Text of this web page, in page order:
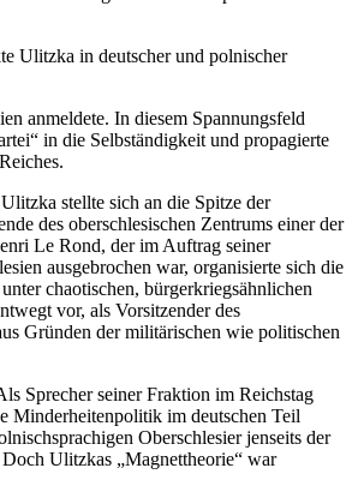
Ulitzka in deutscher und polnischer
anmeldete. In diesem Spannungsfeld
in die Selbständigkeit und propagierte
stellte sich an die Spitze der
des oberschlesischen Zentrums einer der
Le Rond, der im Auftrag seiner
ausgebrochen war, organisierte sich die
chaotischen, bürgerkriegsähnlichen
vor, als Vorsitzender des
Gründen der militärischen wie politischen
Sprecher seiner Fraktion im Reichstag
Minderheitenpolitik im deutschen Teil
Oberschlesier jenseits der
Ulitzkas „Magnettheorie“ war